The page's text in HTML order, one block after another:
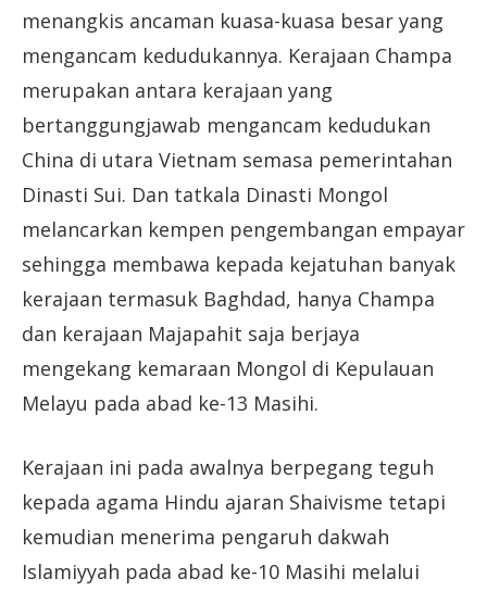
menangkis ancaman kuasa-kuasa besar yang
mengancam kedudukannya. Kerajaan Champa
merupakan antara kerajaan yang
bertanggungjawab mengancam kedudukan
China di utara Vietnam semasa pemerintahan
Dinasti Sui. Dan tatkala Dinasti Mongol
melancarkan kempen pengembangan empayar
sehingga membawa kepada kejatuhan banyak
kerajaan termasuk Baghdad, hanya Champa
dan kerajaan Majapahit saja berjaya
mengekang kemaraan Mongol di Kepulauan
Melayu pada abad ke-13 Masihi.
Kerajaan ini pada awalnya berpegang teguh
kepada agama Hindu ajaran Shaivisme tetapi
kemudian menerima pengaruh dakwah
Islamiyyah pada abad ke-10 Masihi melalui